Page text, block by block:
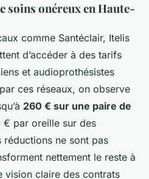
soins onéreux en Haute-
comme Santéclair, Itelis
d’accéder à des tarifs
et audioprothésistes
ces réseaux, on observe
260 € sur une paire de
par oreille sur des
réductions ne sont pas
nettement le reste à
vision claire des contrats